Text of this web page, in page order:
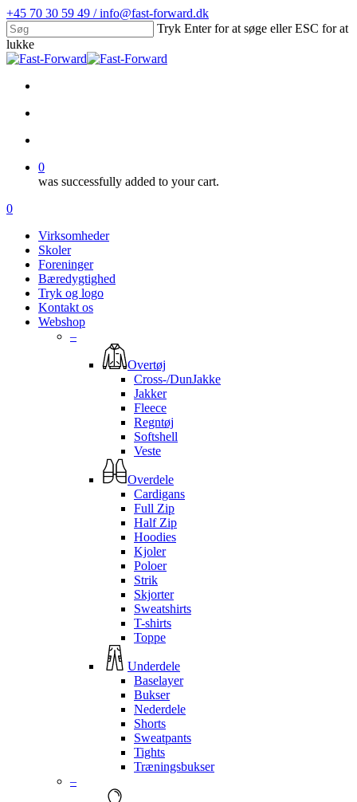
Skip
to
main
content
+45 70 30 59 49 / info@fast-forward.dk
Tryk Enter for at søge eller ESC for at
lukke
Close
0
was successfully added to your cart.
Menu
search
account
0
Virksomheder
Skoler
Foreninger
Bæredygtighed
Tryk og logo
Kontakt os
Webshop
–
Overtøj
Cross-/DunJakke
Jakker
Fleece
Regntøj
Softshell
Veste
Overdele
Cardigans
Full Zip
Half Zip
Hoodies
Kjoler
Poloer
Strik
Skjorter
Sweatshirts
T-shirts
Toppe
Underdele
Baselayer
Bukser
Nederdele
Shorts
Sweatpants
Tights
Træningsbukser
–